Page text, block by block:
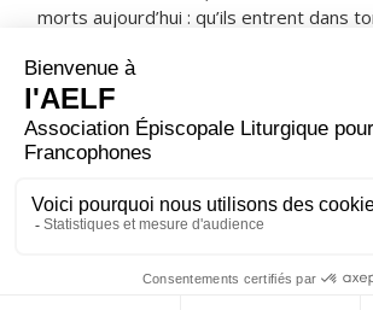
morts aujourd’hui : qu’ils entrent dans
NOTRE PÈRE
ORAISON
en âge ; reçois la prière de ton Église et
de ta louange.